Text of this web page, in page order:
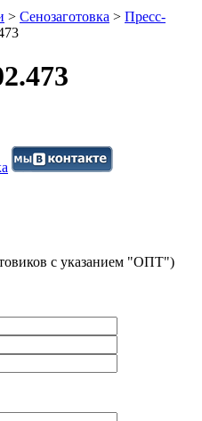
> Сенозаготовка > Пресс-
с указанием "ОПТ")